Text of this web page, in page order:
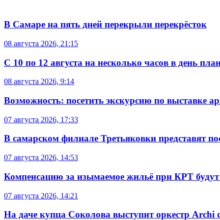
В Самаре на пять дней перекрыли перекрёсток
08 августа 2026, 21:15
С 10 по 12 августа на несколько часов в день
08 августа 2026, 9:14
Возможность: посетить экскурсию по выставке
07 августа 2026, 17:33
В самарском филиале Третьяковки представят
07 августа 2026, 14:53
Компенсацию за изымаемое жильё при КРТ
07 августа 2026, 14:21
На даче купца Соколова выступит оркестр Archi